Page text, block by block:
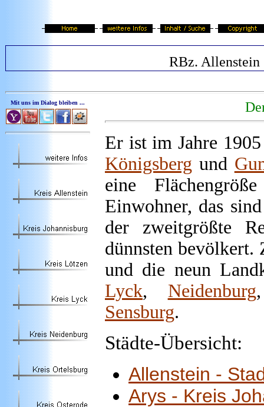
RBz. Allenstein
Mit uns im Dialog bleiben ...
Er ist im Jahre
Königsberg und
eine
Einwohner, das
der zweitgrößte
dünnsten
und die neun
Lyck, Neidenburg
Sensburg.
Städte-Übersicht:
Allenstein -
Arys - Kreis